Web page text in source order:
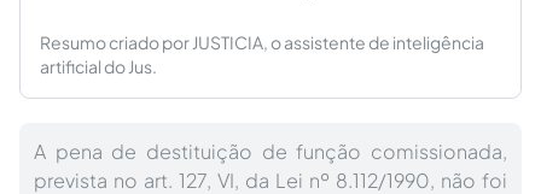
Resumo criado por JUSTICIA, o assistente de inteligência
artificial do Jus.
A pena de destituição de função comissionada,
prevista no art. 127, VI, da Lei nº 8.112/1990, não foi